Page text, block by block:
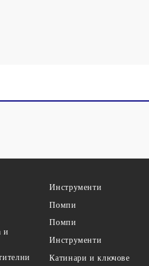
и
Инструменти
Помпи
Помпи
Инструменти
Катинари и ключове